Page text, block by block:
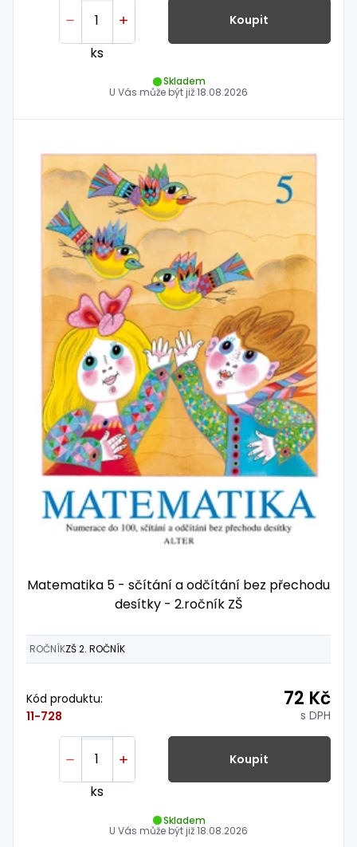
ks
Koupit
Skladem
U Vás může být již18.08.2026
Matematika 5 - sčítání a odčítání bez přechodu
desítky - 2.ročník ZŠ
ROČNÍKZŠ 2. ROČNÍK
Kód produktu:
11-728
72 Kč
s DPH
ks
Koupit
Skladem
U Vás může být již18.08.2026